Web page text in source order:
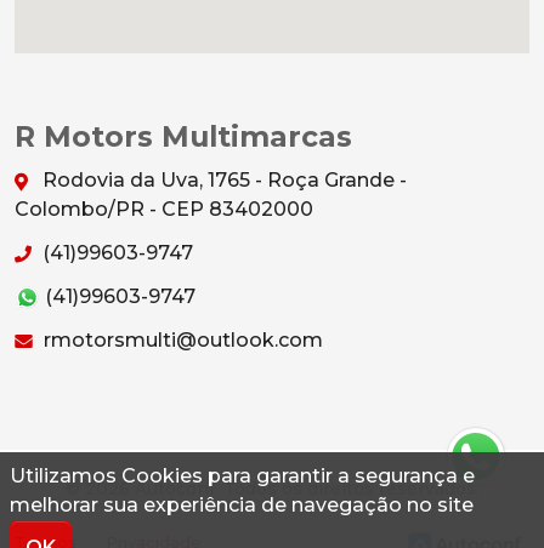
Utilizamos Cookies para garantir a segurança e
melhorar sua experiência de navegação no site
R Motors Multimarcas
Rodovia da Uva, 1765 - Roça Grande -
Colombo/PR - CEP 83402000
(41)99603-9747
(41)99603-9747
rmotorsmulti@outlook.com
© 2026 Autoconf. Todos os direitos reservados.
Termos